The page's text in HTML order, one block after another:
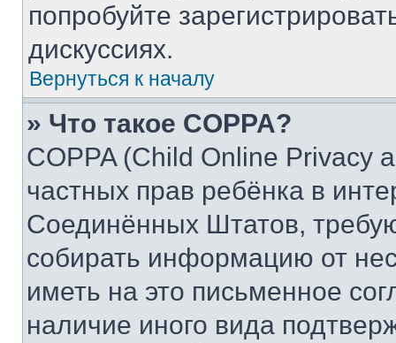
попробуйте
дискуссиях.
Вернуться к началу
» Что такое COPPA?
COPPA (Child Online Privacy
частных прав ребёнка в
Соединённых Штатов,
собирать информацию от
иметь на это письменное
наличие иного вида